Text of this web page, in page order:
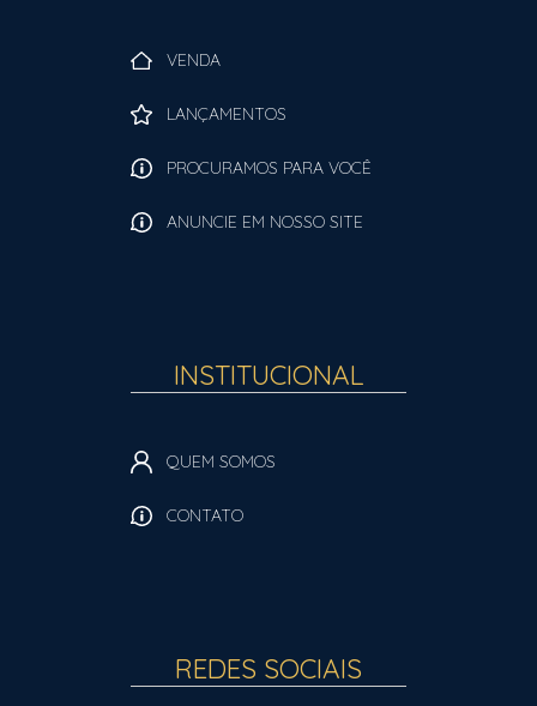
VENDA
LANÇAMENTOS
PROCURAMOS PARA VOCÊ
ANUNCIE EM NOSSO SITE
INSTITUCIONAL
QUEM SOMOS
CONTATO
REDES SOCIAIS